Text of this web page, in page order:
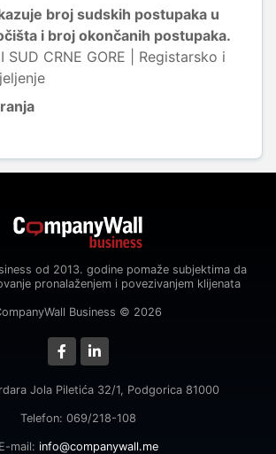
broj sudskih postupaka u
i broj okončanih postupaka.
SUD CRNE GORE | Registarsko i
od 2013. godine pomaže subjektima da
pronalaženjem i povezivanjem klijenata
Business © 2026
Jola Piletića 32/1, Podgorica 81000
Telefon: 069/218-108
E-mail: info@companywall.me